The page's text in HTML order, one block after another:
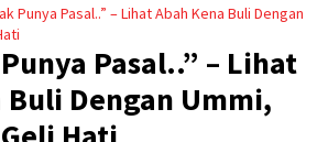
Punya Pasal..” – Lihat Abah Kena Buli Dengan
Pasal..” – Lihat
Buli Dengan Ummi,